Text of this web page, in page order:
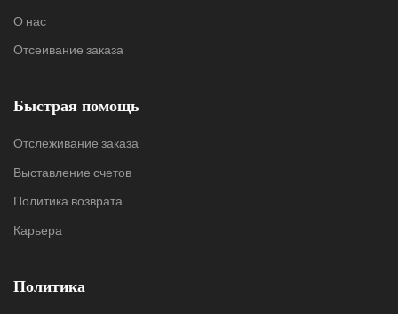
О нас
Отсеивание заказа
Быстрая помощь
Отслеживание заказа
Выставление счетов
Политика возврата
Карьера
Политика